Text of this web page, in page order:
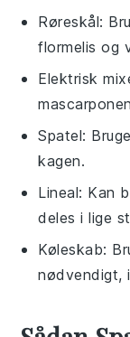
Røreskål:
flormelis og
Elektrisk
Spatel:
kagen.
Lineal: Kan
deles i lige
Køleskab:
nødvendigt,